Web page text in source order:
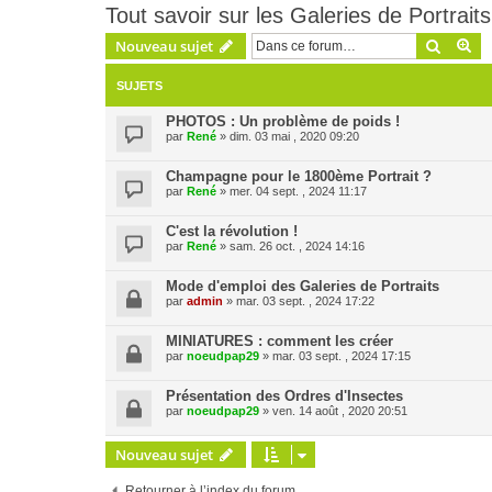
Tout savoir sur les Galeries de Portraits
Nouveau sujet
SUJETS
PHOTOS : Un problème de poids !
par René » dim. 03 mai , 2020 09:20
Champagne pour le 1800ème Portrait ?
par René » mer. 04 sept. , 2024 11:17
C'est la révolution !
par René » sam. 26 oct. , 2024 14:16
Mode d'emploi des Galeries de Portraits
par admin » mar. 03 sept. , 2024 17:22
MINIATURES : comment les créer
par noeudpap29 » mar. 03 sept. , 2024 17:15
Présentation des Ordres d'Insectes
par noeudpap29 » ven. 14 août , 2020 20:51
Nouveau sujet